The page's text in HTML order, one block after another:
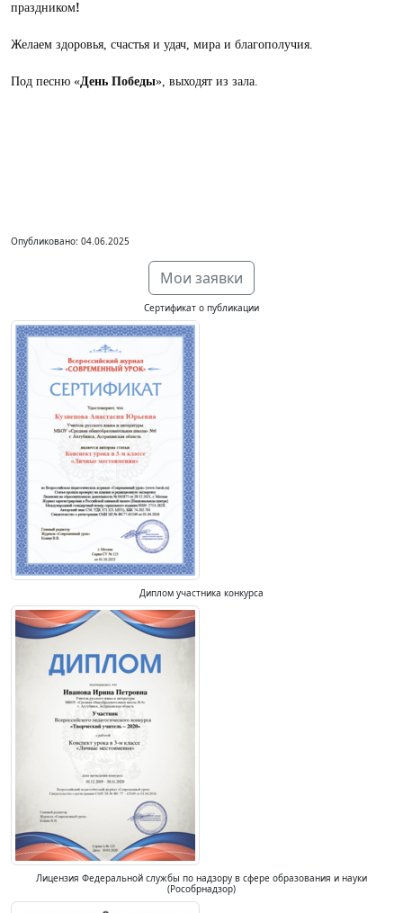
праздником!
Желаем здоровья, счастья и удач, мира и благополучия.
Под песню «День Победы», выходят из зала.
Опубликовано: 04.06.2025
Мои заявки
Сертификат о публикации
Диплом участника конкурса
Лицензия Федеральной службы по надзору в сфере образования и науки
(Рособрнадзор)